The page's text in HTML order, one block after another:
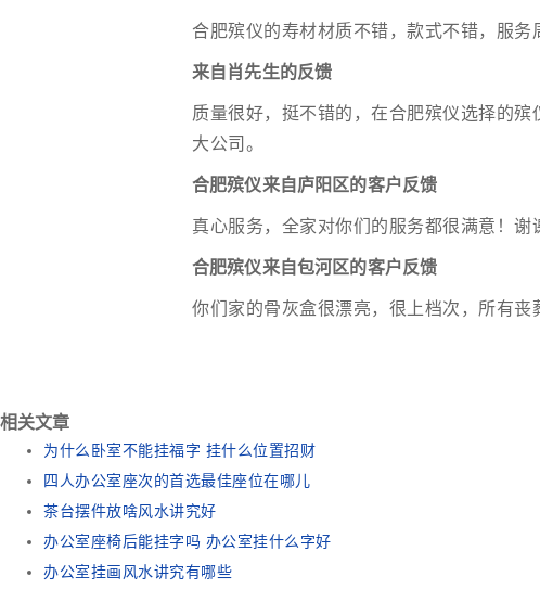
合肥殡仪的寿材材质不错，款式不错，服
来自肖先生的反馈
质量很好，挺不错的，在合肥殡仪选择的
大公司。
合肥殡仪来自庐阳区的客户反馈
真心服务，全家对你们的服务都很满意！谢
合肥殡仪来自包河区的客户反馈
你们家的骨灰盒很漂亮，很上档次，所有丧
相关文章
为什么卧室不能挂福字 挂什么位置招财
四人办公室座次的首选最佳座位在哪儿
茶台摆件放啥风水讲究好
办公室座椅后能挂字吗 办公室挂什么字好
办公室挂画风水讲究有哪些